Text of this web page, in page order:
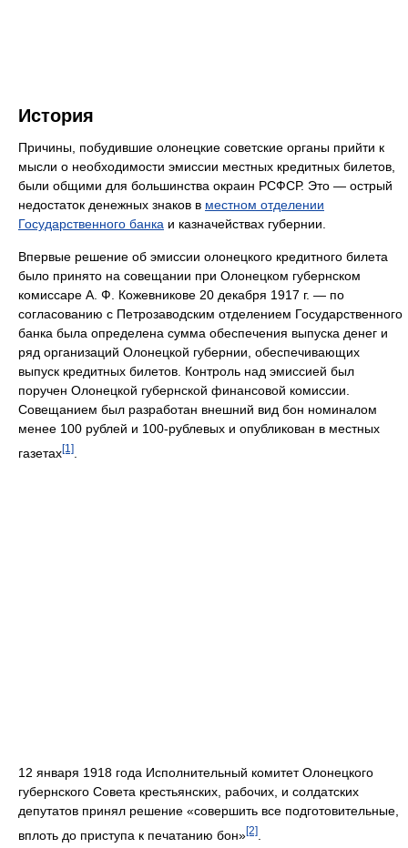
История
Причины, побудившие олонецкие советские органы прийти к
мысли о необходимости эмиссии местных кредитных билетов,
были общими для большинства окраин РСФСР. Это — острый
недостаток денежных знаков в местном отделении
Государственного банка и казначействах губернии.
Впервые решение об эмиссии олонецкого кредитного билета
было принято на совещании при Олонецком губернском
комиссаре А. Ф. Кожевникове 20 декабря 1917 г. — по
согласованию с Петрозаводским отделением Государственного
банка была определена сумма обеспечения выпуска денег и
ряд организаций Олонецкой губернии, обеспечивающих
выпуск кредитных билетов. Контроль над эмиссией был
поручен Олонецкой губернской финансовой комиссии.
Совещанием был разработан внешний вид бон номиналом
менее 100 рублей и 100-рублевых и опубликован в местных
газетах[1]
12 января 1918 года Исполнительный комитет Олонецкого
губернского Совета крестьянских, рабочих, и солдатских
депутатов принял решение «совершить все подготовительные,
вплоть до приступа к печатанию бон»[2]